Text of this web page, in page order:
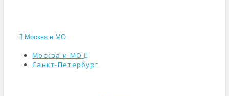
Москва и МО
Москва и МО
Санкт-Петербург